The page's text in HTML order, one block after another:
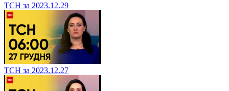
ТСН за 2023.12.29
ТСН за 2023.12.27